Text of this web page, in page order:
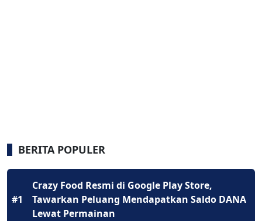
BERITA POPULER
#1
Crazy Food Resmi di Google Play Store,
Tawarkan Peluang Mendapatkan Saldo DANA
Lewat Permainan